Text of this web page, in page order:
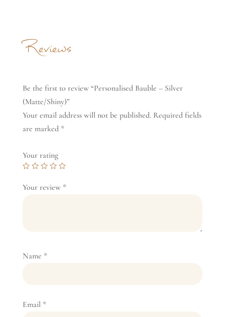
Reviews
Be the first to review “Personalised Bauble – Silver
(Matte/Shiny)”
Your email address will not be published. Required fields
are marked *
Your rating
Your review *
Name *
Email *